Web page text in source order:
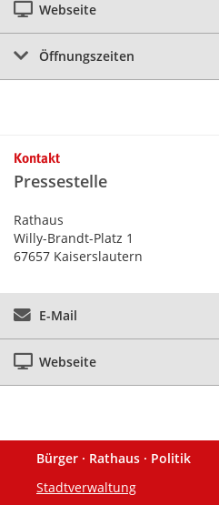
Webseite
Öffnungszeiten
Kontakt
Pressestelle
Rathaus
Willy-Brandt-Platz 1
67657 Kaiserslautern
E-Mail
Webseite
Fußzeile
Bürger · Rathaus · Politik
Stadtverwaltung